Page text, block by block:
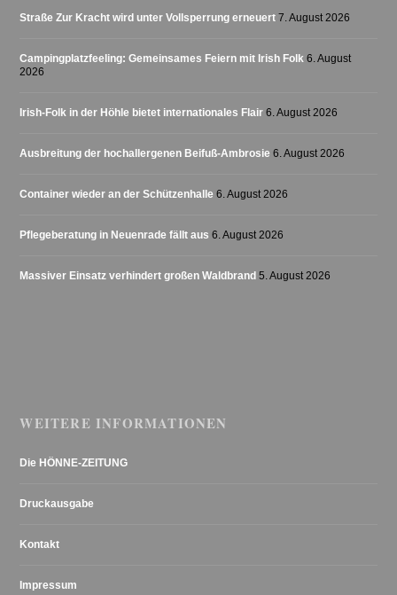
Straße Zur Kracht wird unter Vollsperrung erneuert 7. August 2026
Campingplatzfeeling: Gemeinsames Feiern mit Irish Folk 6. August
2026
Irish-Folk in der Höhle bietet internationales Flair 6. August 2026
Ausbreitung der hochallergenen Beifuß-Ambrosie 6. August 2026
Container wieder an der Schützenhalle 6. August 2026
Pflegeberatung in Neuenrade fällt aus 6. August 2026
Massiver Einsatz verhindert großen Waldbrand 5. August 2026
WEITERE INFORMATIONEN
Die HÖNNE-ZEITUNG
Druckausgabe
Kontakt
Impressum